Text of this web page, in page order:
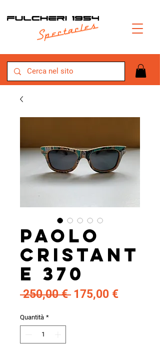
Paolo
Cristant
e 370
250,00 € Prezzo
175,00 €Prezzo
Quantità *